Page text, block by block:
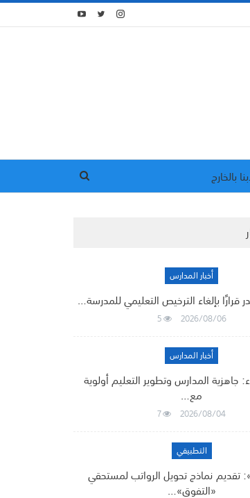
بالخارج
أخبار المدارس
قرارًا بإلغاء الترخيص التعليمي للمدرسة…
2026/08/06
5
أخبار المدارس
جاهزية المدارس وتطوير التعليم أولوية
مع…
2026/08/04
7
التطبيقي
تقديم نماذج تحويل الرواتب لمستحقي
«التفوق»…